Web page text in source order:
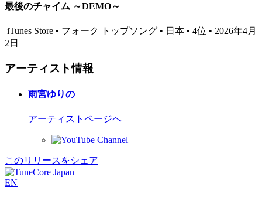
最後のチャイム ～DEMO～
iTunes Store • フォーク トップソング • 日本 • 4位 • 2026年4月
2日
アーティスト情報
雨宮ゆりの
アーティストページへ
このリリースをシェア
EN